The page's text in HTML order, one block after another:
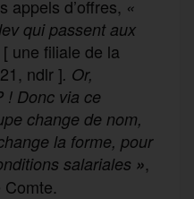
appels d’offres, «
qui passent aux
[ une filiale de la
ndlr ]. Or,
! Donc via ce
change de nom,
la forme, pour
salariales »,